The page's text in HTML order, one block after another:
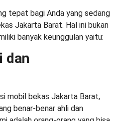
tepat bagi Anda yang sedang
Jakarta Barat. Hal ini bukan
banyak keunggulan yaitu:
dan
mobil bekas Jakarta Barat,
benar-benar ahli dan